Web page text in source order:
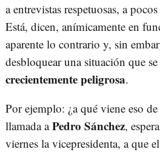
a entrevistas respetuosas, a
Está, dicen, anímicamente en
aparente lo contrario y, sin
desbloquear una situación que
crecientemente peligrosa.
Por ejemplo: ¿a qué viene eso
llamada aPedro Sánchez,
viernes la vicepresidenta, a que